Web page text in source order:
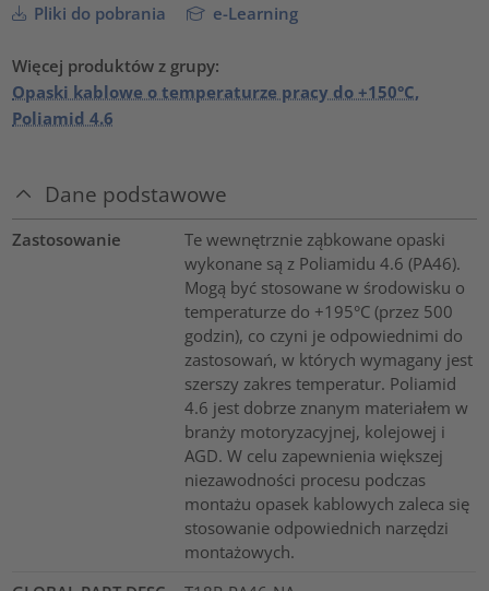
Pliki do pobrania e-Learning
Więcej produktów z grupy:
Opaski kablowe o temperaturze pracy do +150°C,
Poliamid 4.6
Dane podstawowe
Zastosowanie
Te wewnętrznie ząbkowane opaski
wykonane są z Poliamidu 4.6 (PA46).
Mogą być stosowane w środowisku o
temperaturze do +195°C (przez 500
godzin), co czyni je odpowiednimi do
zastosowań, w których wymagany jest
szerszy zakres temperatur. Poliamid
4.6 jest dobrze znanym materiałem w
branży motoryzacyjnej, kolejowej i
AGD. W celu zapewnienia większej
niezawodności procesu podczas
montażu opasek kablowych zaleca się
stosowanie odpowiednich narzędzi
montażowych.